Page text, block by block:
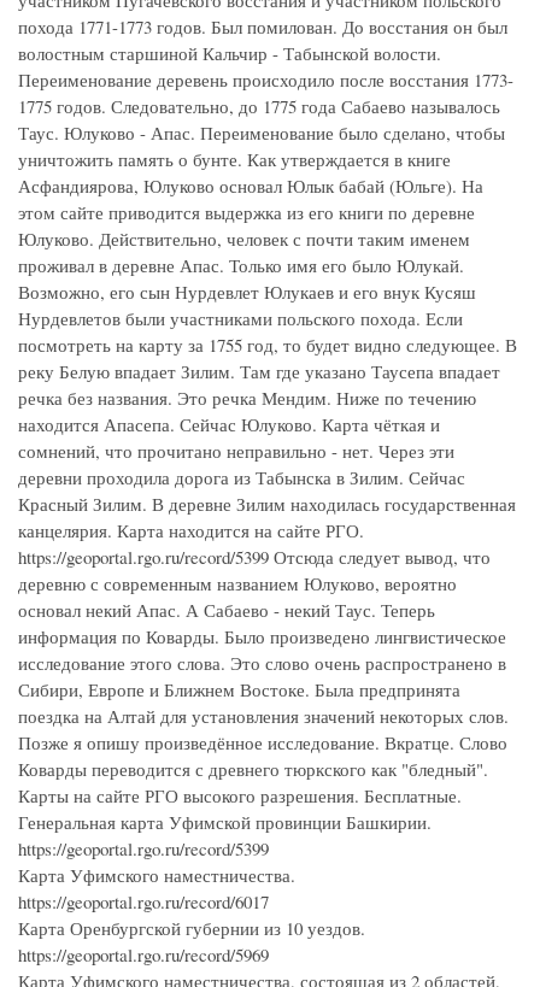
похода 1771-1773 годов. Был помилован. До восстания он был
волостным старшиной Кальчир - Табынской волости.
Переименование деревень происходило после восстания 1773-
1775 годов. Следовательно, до 1775 года Сабаево называлось
Таус. Юлуково - Апас. Переименование было сделано, чтобы
уничтожить память о бунте. Как утверждается в книге
Асфандиярова, Юлуково основал Юлык бабай (Юльге). На
этом сайте приводится выдержка из его книги по деревне
Юлуково. Действительно, человек с почти таким именем
проживал в деревне Апас. Только имя его было Юлукай.
Возможно, его сын Нурдевлет Юлукаев и его внук Кусяш
Нурдевлетов были участниками польского похода. Если
посмотреть на карту за 1755 год, то будет видно следующее. В
реку Белую впадает Зилим. Там где указано Таусепа впадает
речка без названия. Это речка Мендим. Ниже по течению
находится Апасепа. Сейчас Юлуково. Карта чёткая и
сомнений, что прочитано неправильно - нет. Через эти
деревни проходила дорога из Табынска в Зилим. Сейчас
Красный Зилим. В деревне Зилим находилась государственная
канцелярия. Карта находится на сайте РГО.
https://geoportal.rgo.ru/record/5399 Отсюда следует вывод, что
деревню с современным названием Юлуково, вероятно
основал некий Апас. А Сабаево - некий Таус. Теперь
информация по Коварды. Было произведено лингвистическое
исследование этого слова. Это слово очень распространено в
Сибири, Европе и Ближнем Востоке. Была предпринята
поездка на Алтай для установления значений некоторых слов.
Позже я опишу произведённое исследование. Вкратце. Слово
Коварды переводится с древнего тюркского как "бледный".
Карты на сайте РГО высокого разрешения. Бесплатные.
Генеральная карта Уфимской провинции Башкирии.
https://geoportal.rgo.ru/record/5399
Карта Уфимского наместничества.
https://geoportal.rgo.ru/record/6017
Карта Оренбургской губернии из 10 уездов.
https://geoportal.rgo.ru/record/5969
Карта Уфимского наместничества, состоящая из 2 областей,